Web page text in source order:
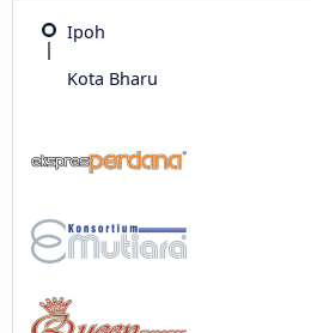
Ipoh
Kota Bharu